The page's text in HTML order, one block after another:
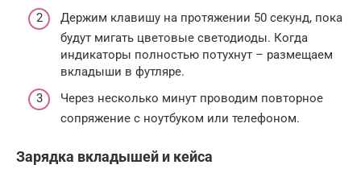
Держим клавишу на протяжении 50 секунд, пока
будут мигать цветовые светодиоды. Когда
индикаторы полностью потухнут – размещаем
вкладыши в футляре.
Через несколько минут проводим повторное
сопряжение с ноутбуком или телефоном.
Зарядка вкладышей и кейса